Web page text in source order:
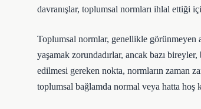
davranışlar, toplumsal normları ihlal ettiği
Toplumsal normlar, genellikle görünmeyen
yaşamak zorundadırlar, ancak bazı
edilmesi gereken nokta, normların zaman
toplumsal bağlamda normal veya hatta hoş